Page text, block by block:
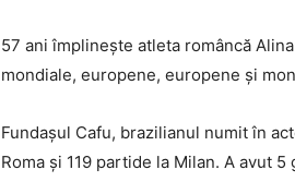
57 ani împlinește atleta româncă
mondiale, europene, europene și
Fundașul Cafu, brazilianul numit în
Roma și 119 partide la Milan. A avut